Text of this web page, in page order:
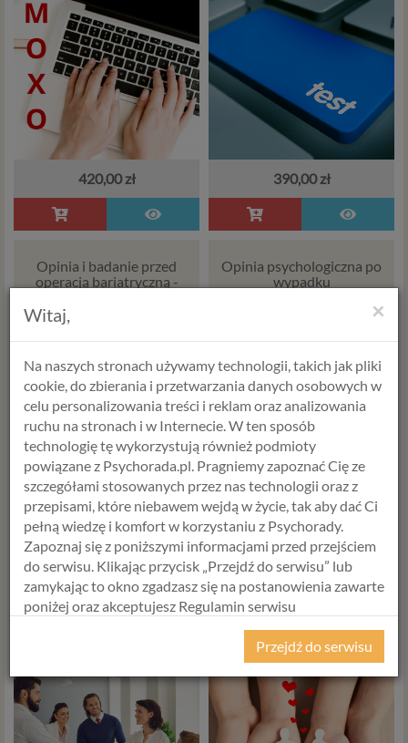
420,00 zł 390,00 zł
Opinia i badanie przed
operacją bariatryczną -
480,00 zł
Opinia psychologiczna po
wypadku
450,00 zł
Test preferencji
zawodowych on-line z
Testy psychologiczne dla
rodzin zastępczych i
rodziców adopcyjnych
×
Witaj,
Na naszych stronach używamy technologii, takich jak pliki
cookie, do zbierania i przetwarzania danych osobowych w
celu personalizowania treści i reklam oraz analizowania
ruchu na stronach i w Internecie. W ten sposób
technologię tę wykorzystują również podmioty
powiązane z Psychorada.pl. Pragniemy zapoznać Cię ze
szczegółami stosowanych przez nas technologii oraz z
przepisami, które niebawem wejdą w życie, tak aby dać Ci
pełną wiedzę i komfort w korzystaniu z Psychorady.
Zapoznaj się z poniższymi informacjami przed przejściem
do serwisu. Klikając przycisk „Przejdź do serwisu” lub
zamykając to okno zgadzasz się na postanowienia zawarte
poniżej oraz akceptujesz Regulamin serwisu
Psychorada.pl i Politykę Prywatności.
Z dniem 25 maja 2018 r. rozpoczyna obowiązywanie
Rozporządzenie Parlamentu Europejskiego i Rady (UE)
2016/679 z dnia 27 kwietnia 2016 r. w sprawie ochrony
Przejdź do serwisu